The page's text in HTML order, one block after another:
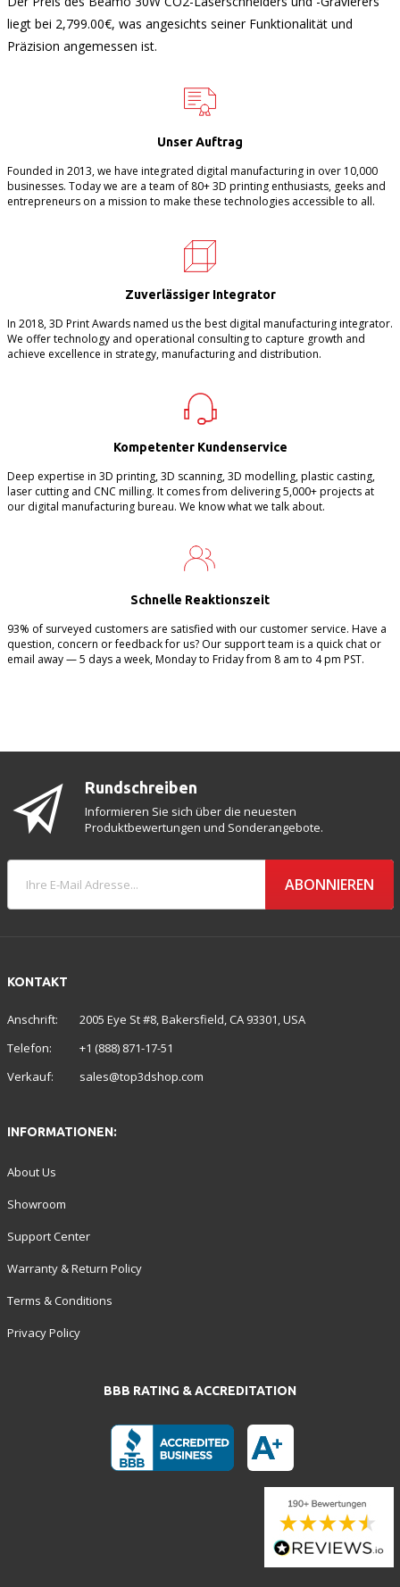
liegt bei 2,799.00€, was angesichts seiner Funktionalität und
Präzision angemessen ist.
Unser Auftrag
Founded in 2013, we have integrated digital manufacturing in over 10,000
businesses. Today we are a team of 80+ 3D printing enthusiasts, geeks and
entrepreneurs on a mission to make these technologies accessible to all.
Zuverlässiger Integrator
In 2018, 3D Print Awards named us the best digital manufacturing integrator.
We offer technology and operational consulting to capture growth and
achieve excellence in strategy, manufacturing and distribution.
Kompetenter Kundenservice
Deep expertise in 3D printing, 3D scanning, 3D modelling, plastic casting,
laser cutting and CNC milling. It comes from delivering 5,000+ projects at
our digital manufacturing bureau. We know what we talk about.
Schnelle Reaktionszeit
93% of surveyed customers are satisfied with our customer service. Have a
question, concern or feedback for us? Our support team is a quick chat or
email away — 5 days a week, Monday to Friday from 8 am to 4 pm PST.
KONTAKT
Anschrift:
2005 Eye St #8, Bakersfield, CA 93301, USA
Telefon:
+1 (888) 871-17-51
Verkauf:
sales@top3dshop.com
Rundschreiben
Informieren Sie sich über die neuesten
Produktbewertungen und Sonderangebote.
ABONNIEREN
INFORMATIONEN:
About Us
Showroom
Support Center
Warranty & Return Policy
Terms & Conditions
Privacy Policy
BBB RATING & ACCREDITATION